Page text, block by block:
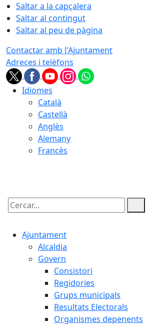
Saltar a la capçalera
Saltar al contingut
Saltar al peu de pàgina
Contactar amb l'Ajuntament
Adreces i telèfons
Idiomes
Català
Castellà
Anglès
Alemany
Francès
Cercar:
Ajuntament
Alcaldia
Govern
Consistori
Regidories
Grups municipals
Resultats Electorals
Organismes depenents